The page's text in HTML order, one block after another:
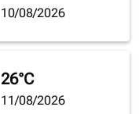
10/08/2026
26°C
11/08/2026